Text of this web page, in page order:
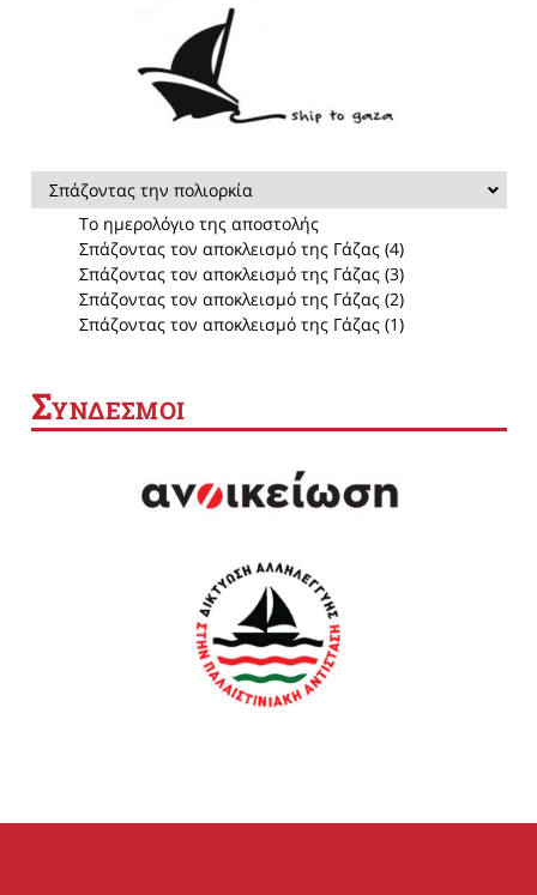
Σπάζοντας την πολιορκία
Το ημερολόγιο της αποστολής
Σπάζοντας τον αποκλεισμό της Γάζας (4)
Σπάζοντας τον αποκλεισμό της Γάζας (3)
Σπάζοντας τον αποκλεισμό της Γάζας (2)
Σπάζοντας τον αποκλεισμό της Γάζας (1)
ΣΥΝΔΕΣΜΟΙ